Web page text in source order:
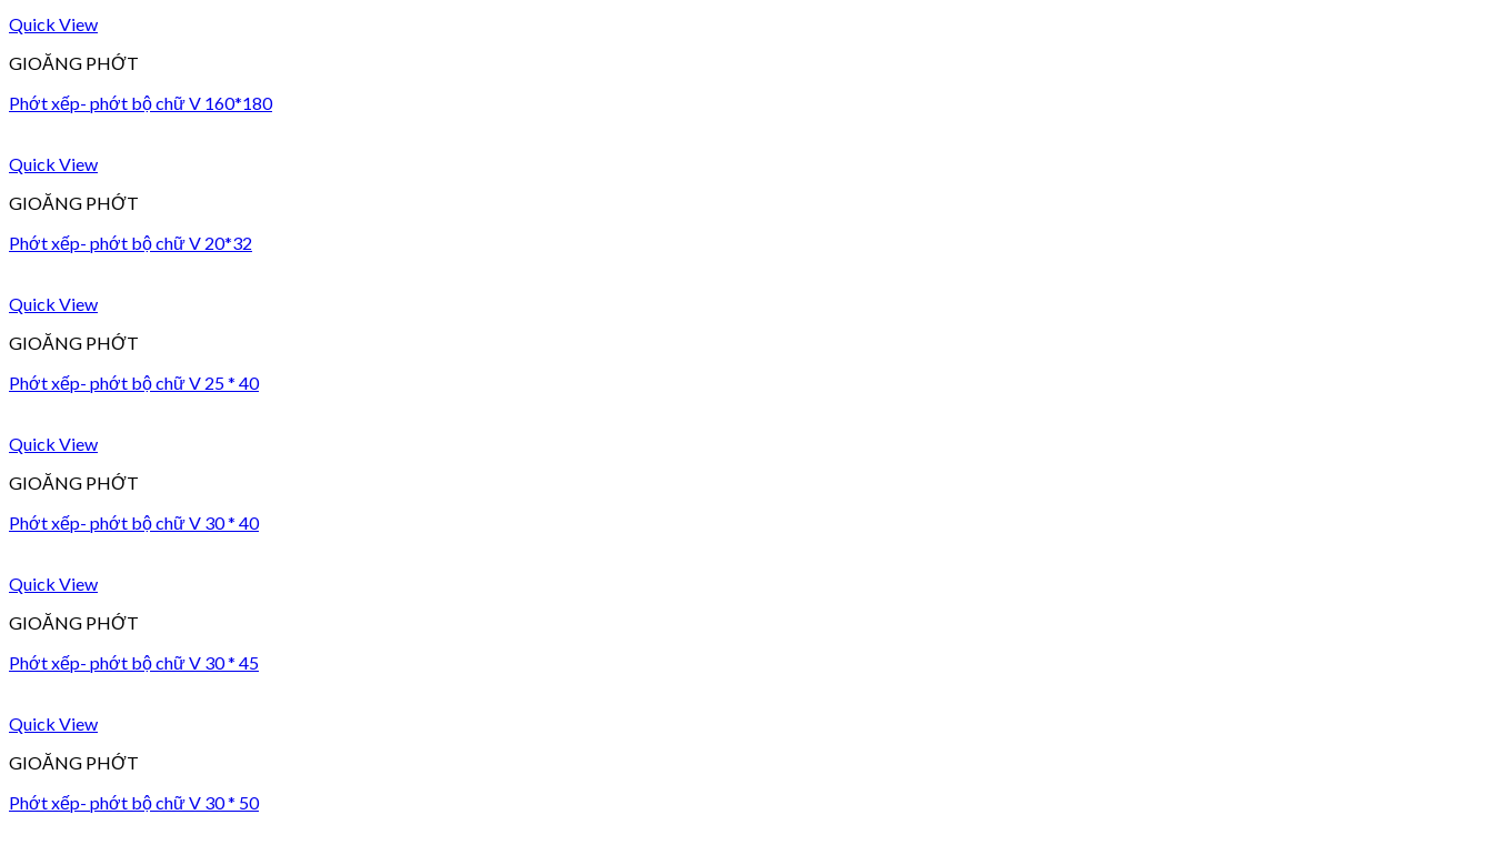
Quick View
GIOĂNG PHỚT
Phớt xếp- phớt bộ chữ V 160*180
Quick View
GIOĂNG PHỚT
Phớt xếp- phớt bộ chữ V 20*32
Quick View
GIOĂNG PHỚT
Phớt xếp- phớt bộ chữ V 25 * 40
Quick View
GIOĂNG PHỚT
Phớt xếp- phớt bộ chữ V 30 * 40
Quick View
GIOĂNG PHỚT
Phớt xếp- phớt bộ chữ V 30 * 45
Quick View
GIOĂNG PHỚT
Phớt xếp- phớt bộ chữ V 30 * 50